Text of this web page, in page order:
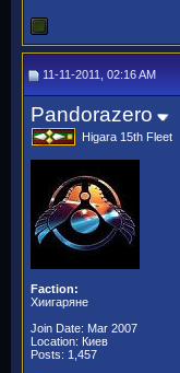
11-11-2011, 02:16 AM
Pandorazero
Higara 15th Fleet
Faction:
Хиигаряне
Join Date: Mar 2007
Location: Киев
Posts: 1,457